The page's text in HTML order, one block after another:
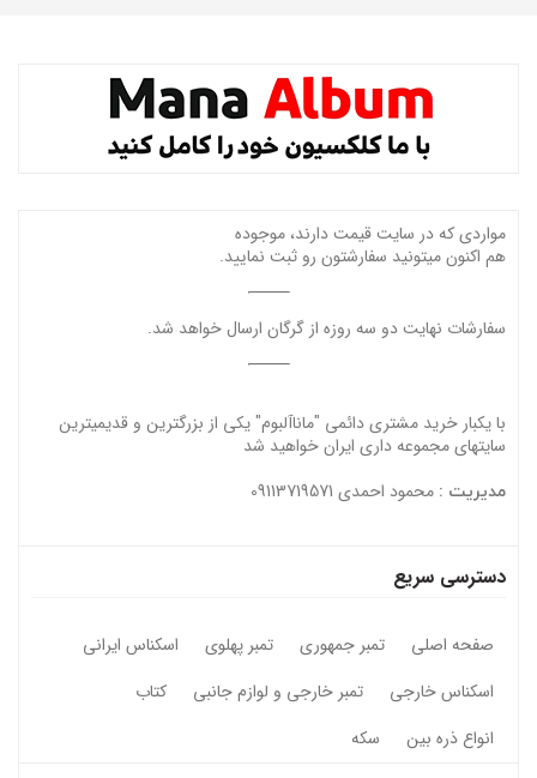
مواردی که در سایت قیمت دارند، موجوده
هم اکنون میتونید سفارشتون رو ثبت نمایید.
سفارشات نهایت دو سه روزه از گرگان ارسال خواهد شد.
با یکبار خرید مشتری دائمی "ماناآلبوم" یکی از بزرگترین و قدیمیترین
سایتهای مجموعه داری ایران خواهید شد
مدیریت : محمود احمدی 09113719571
دسترسی سریع
صفحه اصلی تمبر جمهوری تمبر پهلوی
اسکناس ایرانی
اسکناس خارجی
تمبر خارجی و لوازم جانبی
کتاب
انواع ذره بین
سکه